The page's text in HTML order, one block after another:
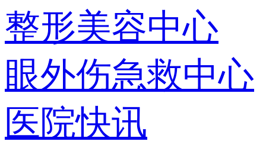
整形美容中心
眼外伤急救中心
医院快讯